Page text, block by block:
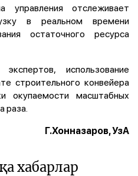
управления отслеживает
в реальном времени
остаточного ресурса
использование
строительного конвейера
окупаемости масштабных
раза.
Г.Хонназаров, УзА
хабарлар